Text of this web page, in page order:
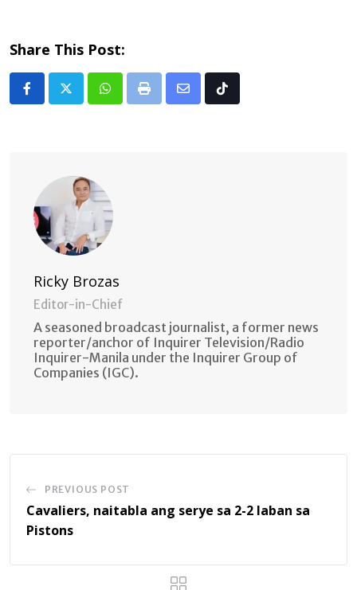
Share This Post:
Whatsapp
Print
Share Tiktok
Ricky Brozas
Editor-in-Chief
A seasoned broadcast journalist, a former news
reporter/anchor of Inquirer Television/Radio
Inquirer-Manila under the Inquirer Group of
Companies (IGC).
PREVIOUS POST
Cavaliers, naitabla ang serye sa 2-2 laban sa
Pistons